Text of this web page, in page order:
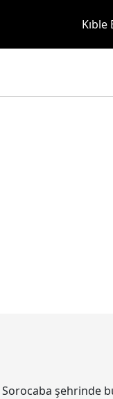
Kıble
Sorocaba şehrinde